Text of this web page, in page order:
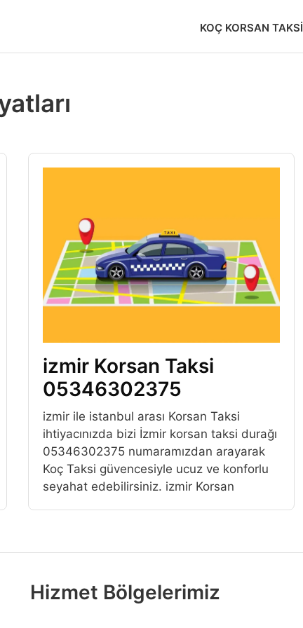
KOÇ KORSAN TAKSI
izmir Korsan Taksi
05346302375
izmir ile istanbul arası Korsan Taksi
ihtiyacınızda bizi İzmir korsan taksi durağı
05346302375 numaramızdan arayarak
Koç Taksi güvencesiyle ucuz ve konforlu
seyahat edebilirsiniz. izmir Korsan
Hizmet Bölgelerimiz